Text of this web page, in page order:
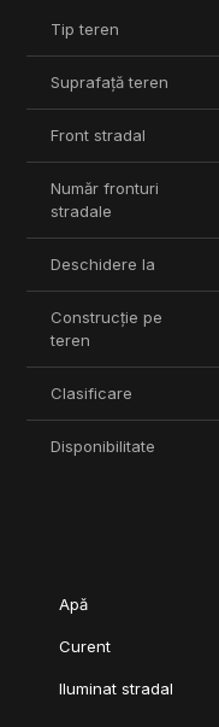
Pe teren sunt deja
structura suplimentara
Proprietatea este
(exista proiect
dezvoltare rezidentiala,
Pret: 205 euro/mp (fara
Pentru mai multe detalii
dispozitie.
Tip teren
Suprafață teren
Front stradal
Număr fronturi
stradale
Deschidere la
Construcție pe
teren
Clasificare
Disponibilitate
Apă
Curent
Iluminat stradal